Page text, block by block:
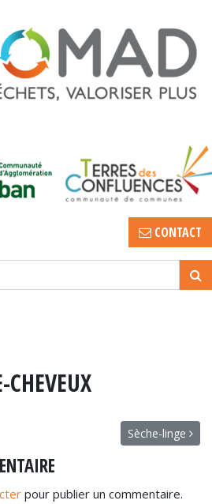
CONTACT
CHEVEUX
Sèche-linge
pour publier un commentaire.